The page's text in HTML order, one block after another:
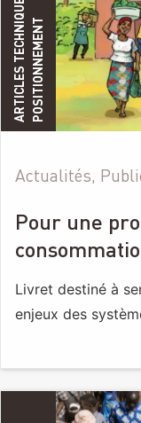
A
R
T
I
C
L
E
S
T
E
C
H
N
I
Q
U
E
S
E
T
P
O
S
I
T
I
O
N
N
E
M
E
NT
Actualités,
Pour une
Livret destiné à
enjeux des